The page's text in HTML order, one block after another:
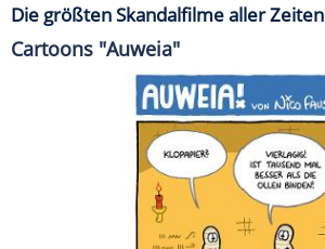
Die größten Skandalfilme aller Zeiten
Cartoons "Auweia"